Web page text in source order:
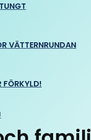
VÄTTERNRUNDAN
FÖRKYLD!